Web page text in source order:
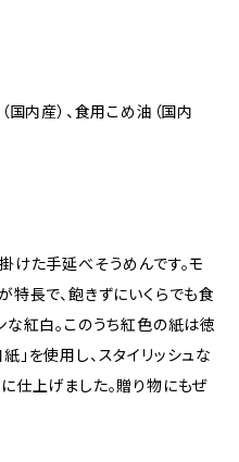
国内産）、食用こめ油（国内
けた手延べそうめんです。モ
特長で、飽きずにいくらでも食
な紅白。このうち紅色の紙は徳
を使用し、スタイリッシュな
仕上げました。贈り物にもぜ